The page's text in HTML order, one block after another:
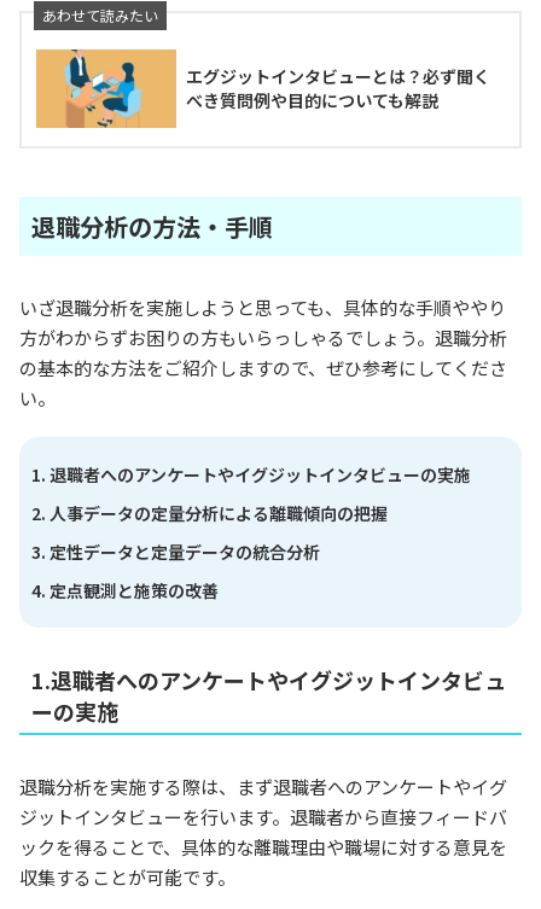
エグジットインタビューとは？必ず聞く
べき質問例や目的についても解説
退職分析の方法・手順
いざ退職分析を実施しようと思っても、具体的な手順ややり
方がわからずお困りの方もいらっしゃるでしょう。退職分析
の基本的な方法をご紹介しますので、ぜひ参考にしてくださ
い。
退職者へのアンケートやイグジットインタビューの実施
人事データの定量分析による離職傾向の把握
定性データと定量データの統合分析
定点観測と施策の改善
1.退職者へのアンケートやイグジットインタビュ
ーの実施
退職分析を実施する際は、まず退職者へのアンケートやイグ
ジットインタビューを行います。退職者から直接フィードバ
ックを得ることで、具体的な離職理由や職場に対する意見を
収集することが可能です。